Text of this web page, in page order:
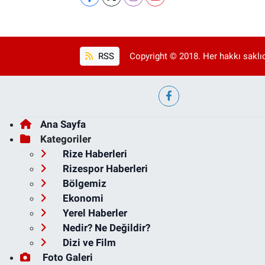
RSS Copyright © 2018. Her hakkı
Ana Sayfa
Kategoriler
Rize Haberleri
Rizespor Haberleri
Bölgemiz
Ekonomi
Yerel Haberler
Nedir? Ne Değildir?
Dizi ve Film
Foto Galeri